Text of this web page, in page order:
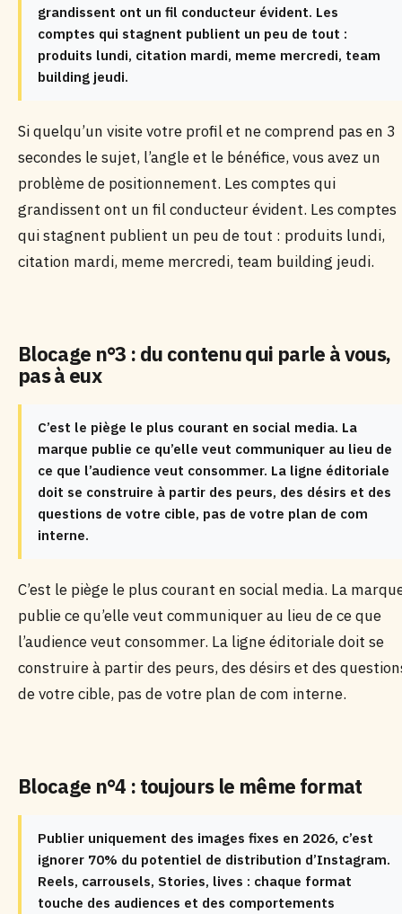
grandissent ont un fil conducteur évident. Les
comptes qui stagnent publient un peu de tout :
produits lundi, citation mardi, meme mercredi, team
building jeudi.
Si quelqu’un visite votre profil et ne comprend pas en 3
secondes le sujet, l’angle et le bénéfice, vous avez un
problème de positionnement. Les comptes qui
grandissent ont un fil conducteur évident. Les comptes
qui stagnent publient un peu de tout : produits lundi,
citation mardi, meme mercredi, team building jeudi.
Blocage n°3 : du contenu qui parle à vous,
pas à eux
C’est le piège le plus courant en social media. La
marque publie ce qu’elle veut communiquer au lieu de
ce que l’audience veut consommer. La ligne éditoriale
doit se construire à partir des peurs, des désirs et des
questions de votre cible, pas de votre plan de com
interne.
C’est le piège le plus courant en social media. La
publie ce qu’elle veut communiquer au lieu de ce que
l’audience veut consommer. La ligne éditoriale doit se
construire à partir des peurs, des désirs et des
de votre cible, pas de votre plan de com interne.
Blocage n°4 : toujours le même format
Publier uniquement des images fixes en 2026, c’est
ignorer 70% du potentiel de distribution d’Instagram.
Reels, carrousels, Stories, lives : chaque format
touche des audiences et des comportements